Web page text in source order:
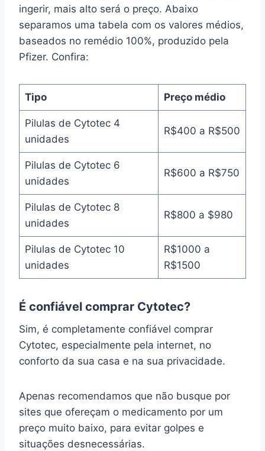
ingerir, mais alto será o preço. Abaixo
separamos uma tabela com os valores médios,
baseados no remédio 100%, produzido pela
Pfizer. Confira:
Tipo Preço médio
Pilulas de Cytotec 4
unidades
R$400 a R$500
Pilulas de Cytotec 6
unidades
R$600 a R$750
Pilulas de Cytotec 8
unidades
R$800 a $980
Pilulas de Cytotec 10
unidades
R$1000 a
R$1500
É confiável comprar Cytotec?
Sim, é completamente confiável comprar
Cytotec, especialmente pela internet, no
conforto da sua casa e na sua privacidade.
Apenas recomendamos que não busque por
sites que ofereçam o medicamento por um
preço muito baixo, para evitar golpes e
situações desnecessárias.